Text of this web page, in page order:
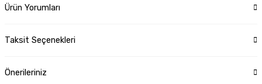
Ürün Yorumları
Taksit Seçenekleri
Önerileriniz